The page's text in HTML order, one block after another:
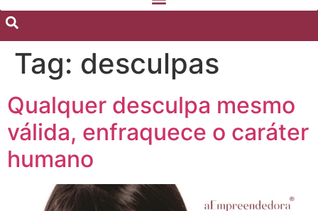
Tag: desculpas
Qualquer desculpa mesmo
válida, enfraquece o caráter
humano